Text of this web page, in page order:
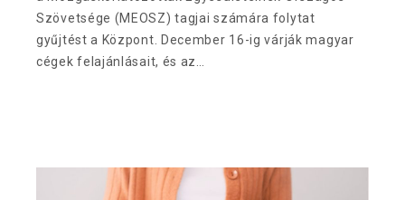
Szövetsége (MEOSZ) tagjai számára folytat
gyűjtést a Központ. December 16-ig várják magyar
cégek felajánlásait, és az…